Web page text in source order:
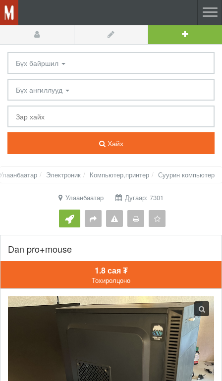
Бүх байршил
Бүх ангиллууд
Хайх
Электроник Компьютер,принтер Суурин компьютер
Улаанбаатар Дугаар: 7301
Dan pro+mouse
1.8 сая ₮
Тохиролцоно